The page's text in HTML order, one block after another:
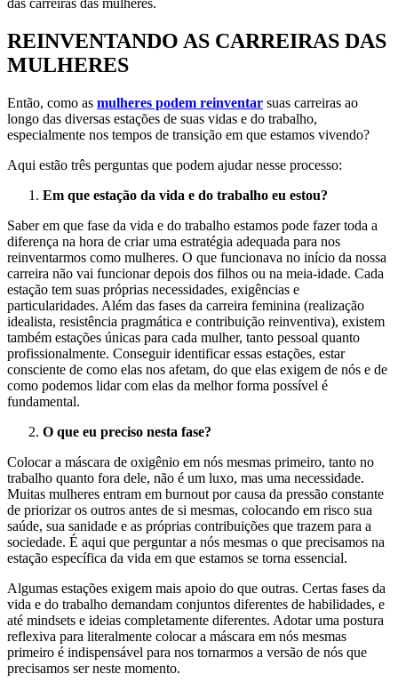
das carreiras das mulheres.
REINVENTANDO AS CARREIRAS DAS
MULHERES
Então, como as mulheres podem reinventar suas carreiras ao
longo das diversas estações de suas vidas e do trabalho,
especialmente nos tempos de transição em que estamos vivendo?
Aqui estão três perguntas que podem ajudar nesse processo:
Em que estação da vida e do trabalho eu estou?
Saber em que fase da vida e do trabalho estamos pode fazer toda a
diferença na hora de criar uma estratégia adequada para nos
reinventarmos como mulheres. O que funcionava no início da nossa
carreira não vai funcionar depois dos filhos ou na meia-idade. Cada
estação tem suas próprias necessidades, exigências e
particularidades. Além das fases da carreira feminina (realização
idealista, resistência pragmática e contribuição reinventiva), existem
também estações únicas para cada mulher, tanto pessoal quanto
profissionalmente. Conseguir identificar essas estações, estar
consciente de como elas nos afetam, do que elas exigem de nós e de
como podemos lidar com elas da melhor forma possível é
fundamental.
O que eu preciso nesta fase?
Colocar a máscara de oxigênio em nós mesmas primeiro, tanto no
trabalho quanto fora dele, não é um luxo, mas uma necessidade.
Muitas mulheres entram em burnout por causa da pressão constante
de priorizar os outros antes de si mesmas, colocando em risco sua
saúde, sua sanidade e as próprias contribuições que trazem para a
sociedade. É aqui que perguntar a nós mesmas o que precisamos na
estação específica da vida em que estamos se torna essencial.
Algumas estações exigem mais apoio do que outras. Certas fases da
vida e do trabalho demandam conjuntos diferentes de habilidades, e
até mindsets e ideias completamente diferentes. Adotar uma postura
reflexiva para literalmente colocar a máscara em nós mesmas
primeiro é indispensável para nos tornarmos a versão de nós que
precisamos ser neste momento.